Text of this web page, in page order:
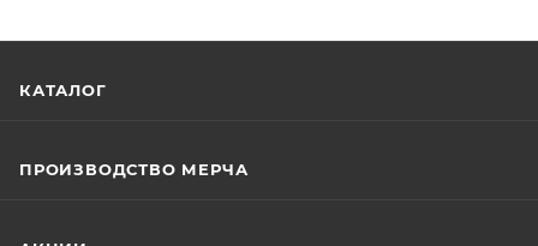
КАТАЛОГ
ПРОИЗВОДСТВО МЕРЧА